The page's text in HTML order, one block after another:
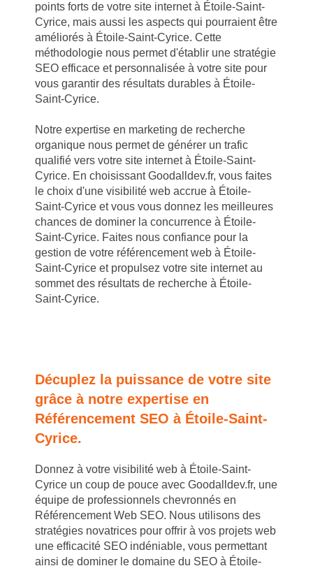
points forts de votre site internet à Étoile-Saint-
Cyrice, mais aussi les aspects qui pourraient être
améliorés à Étoile-Saint-Cyrice. Cette
méthodologie nous permet d'établir une stratégie
SEO efficace et personnalisée à votre site pour
vous garantir des résultats durables à Étoile-
Saint-Cyrice.
Notre expertise en marketing de recherche
organique nous permet de générer un trafic
qualifié vers votre site internet à Étoile-Saint-
Cyrice. En choisissant Goodalldev.fr, vous faites
le choix d'une visibilité web accrue à Étoile-
Saint-Cyrice et vous vous donnez les meilleures
chances de dominer la concurrence à Étoile-
Saint-Cyrice. Faites nous confiance pour la
gestion de votre référencement web à Étoile-
Saint-Cyrice et propulsez votre site internet au
sommet des résultats de recherche à Étoile-
Saint-Cyrice.
Décuplez la puissance de votre site
grâce à notre expertise en
Référencement SEO à Étoile-Saint-
Cyrice.
Donnez à votre visibilité web à Étoile-Saint-
Cyrice un coup de pouce avec Goodalldev.fr, une
équipe de professionnels chevronnés en
Référencement Web SEO. Nous utilisons des
stratégies novatrices pour offrir à vos projets web
une efficacité SEO indéniable, vous permettant
ainsi de dominer le domaine du SEO à Étoile-